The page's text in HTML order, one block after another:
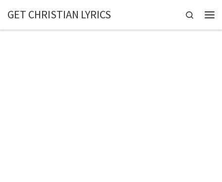
Skip to content
GET CHRISTIAN LYRICS Search